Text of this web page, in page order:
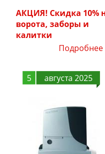
АКЦИЯ! Скидка 10%
ворота, заборы и
калитки
Подробнее
5 августа 2025